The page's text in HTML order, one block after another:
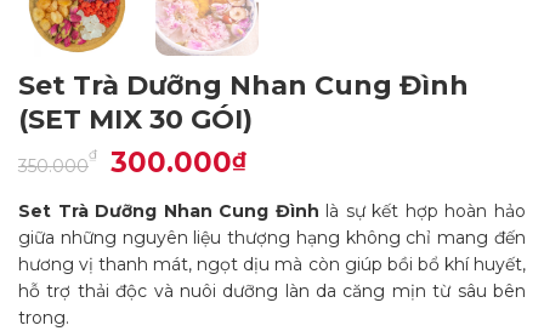
Set Trà Dưỡng Nhan Cung Đình
(SET MIX 30 GÓI)
350.000
₫ Giá
gốc
350.000₫.
300.000₫Giá
hiện
là:
300.000₫.
Set Trà Dưỡng Nhan Cung Đình là sự kết hợp hoàn hảo
giữa những nguyên liệu thượng hạng không chỉ mang đến
hương vị thanh mát, ngọt dịu mà còn giúp bồi bổ khí huyết,
hỗ trợ thải độc và nuôi dưỡng làn da căng mịn từ sâu bên
trong.